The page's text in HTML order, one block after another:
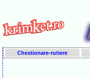
Chestionare-rutiere